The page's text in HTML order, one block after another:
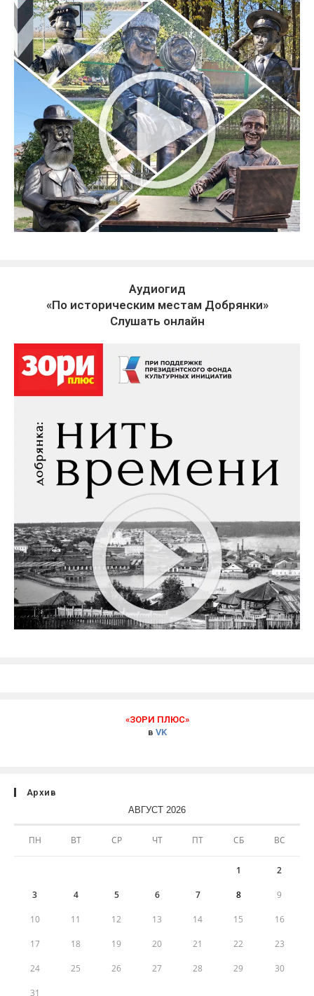
Аудиогид
«По историческим местам Добрянки»
Слушать онлайн
«ЗОРИ ПЛЮС»
в VK
Архив
АВГУСТ 2026
ПН ВТ СР ЧТ ПТ СБ ВС
1 2
3 4 5 6 7 8 9
10 11 12 13 14 15 16
17 18 19 20 21 22 23
24 25 26 27 28 29 30
31